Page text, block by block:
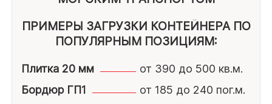
ПРИМЕРЫ ЗАГРУЗКИ КОНТЕЙНЕРА ПО
ПОПУЛЯРНЫМ ПОЗИЦИЯМ:
Плитка 20 мм
от 390 до 500 кв.м.
Бордюр ГП1
от 185 до 240 пог.м.